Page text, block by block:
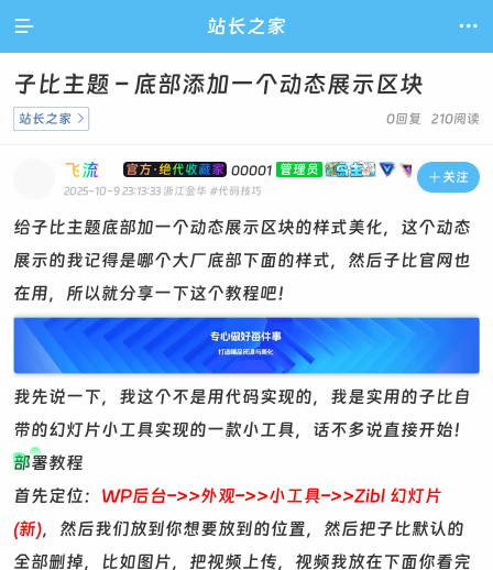
 站长之家 
子比主题 – 底部添加一个动态展示区块
0回复 210阅读
站长之家 
 关注
飞流 官方·绝代收藏家 00001 管理员
2025-10-9 23:13:33 浙江金华 #代码技巧
给子比主题底部加一个动态展示区块的样式美化，这个动态
展示的我记得是哪个大厂底部下面的样式，然后子比官网也
在用，所以就分享一下这个教程吧！
我先说一下，我这个不是用代码实现的，我是实用的子比自
带的幻灯片小工具实现的一款小工具，话不多说直接开始！
部署教程
首先定位： WP后台–>>外观–>>小工具–>>Zibl 幻灯片
(新)，然后我们放到你想要放到的位置，然后把子比默认的
全部删掉，比如图片，把视频上传，视频我放在下面你看完